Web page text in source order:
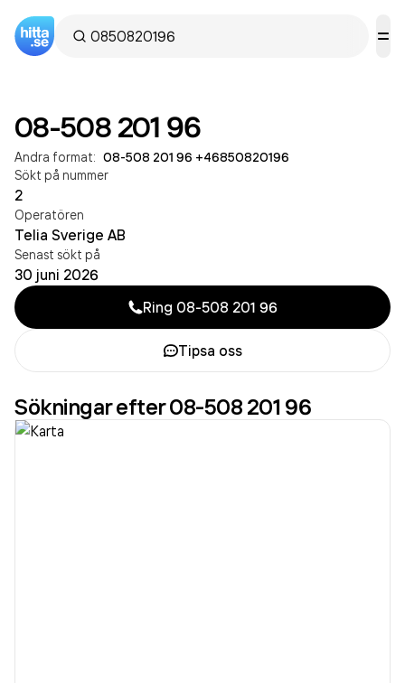
08-508 201 96
Andra format: 08-508 201 96 +46850820196
Sökt på nummer
2
Operatören
Telia Sverige AB
Senast sökt på
30 juni 2026
Ring 08-508 201 96
Tipsa oss
Sökningar efter 08-508 201 96